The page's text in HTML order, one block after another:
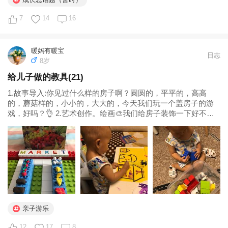
是爬爬垫的边角料一点点切下来的，真的是费了一番心血 儿子
钓到的最大一条鱼...
7 14 16
暖妈有暖宝
8岁
日志
给儿子做的教具(21)
1.故事导入:你见过什么样的房子啊？圆圆的，平平的，高高
的，蘑菇样的，小小的，大大的，今天我们玩一个盖房子的游
戏，好吗？👌 2.艺术创作。绘画🎨我们给房子装饰一下好不
咱们盖个房子吧。儿子盖房子的时候我用飞快的速度把画好的
房子剪下来备用...
亲子游乐